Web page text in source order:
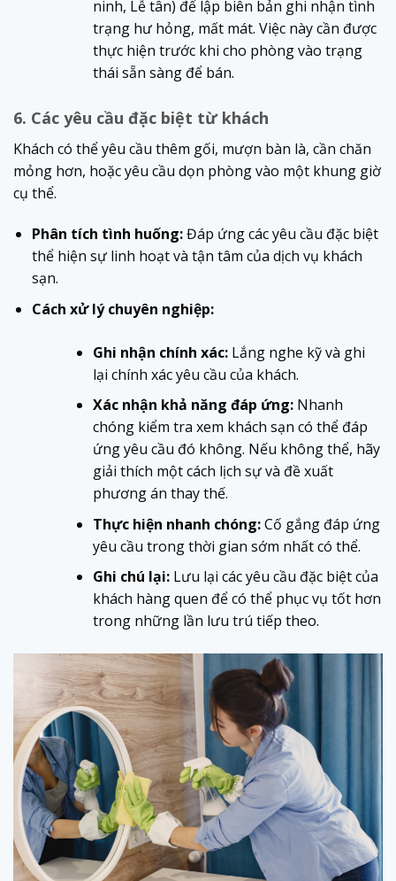
ninh, Lễ tân) để lập biên bản ghi nhận tình
trạng hư hỏng, mất mát. Việc này cần được
thực hiện trước khi cho phòng vào trạng
thái sẵn sàng để bán.
6. Các yêu cầu đặc biệt từ khách
Khách có thể yêu cầu thêm gối, mượn bàn là, cần chăn
mỏng hơn, hoặc yêu cầu dọn phòng vào một khung giờ
cụ thể.
Phân tích tình huống:Đáp ứng các yêu cầu đặc biệt
thể hiện sự linh hoạt và tận tâm của dịch vụ khách
sạn.
Cách xử lý chuyên nghiệp:
Ghi nhận chính xác:Lắng nghe kỹ và ghi
lại chính xác yêu cầu của khách.
Xác nhận khả năng đáp ứng:Nhanh
chóng kiểm tra xem khách sạn có thể đáp
ứng yêu cầu đó không. Nếu không thể, hãy
giải thích một cách lịch sự và đề xuất
phương án thay thế.
Thực hiện nhanh chóng:Cố gắng đáp ứng
yêu cầu trong thời gian sớm nhất có thể.
Ghi chú lại:Lưu lại các yêu cầu đặc biệt của
khách hàng quen để có thể phục vụ tốt hơn
trong những lần lưu trú tiếp theo.